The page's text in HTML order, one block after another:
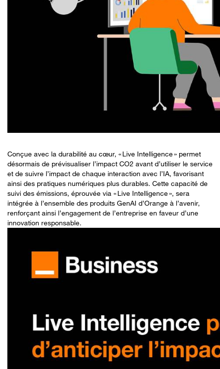
Conçue avec la durabilité au cœur, « Live Intelligence » permet
désormais de prévisualiser l’impact CO2 avant d’utiliser le service
et de suivre l’impact de chaque interaction avec l’IA, favorisant
ainsi des pratiques numériques plus durables. Cette capacité de
suivi des émissions, éprouvée via « Live Intelligence », sera
intégrée à l’ensemble des produits GenAI d’Orange à l’avenir,
renforçant ainsi l’engagement de l’entreprise en faveur d’une
innovation responsable.